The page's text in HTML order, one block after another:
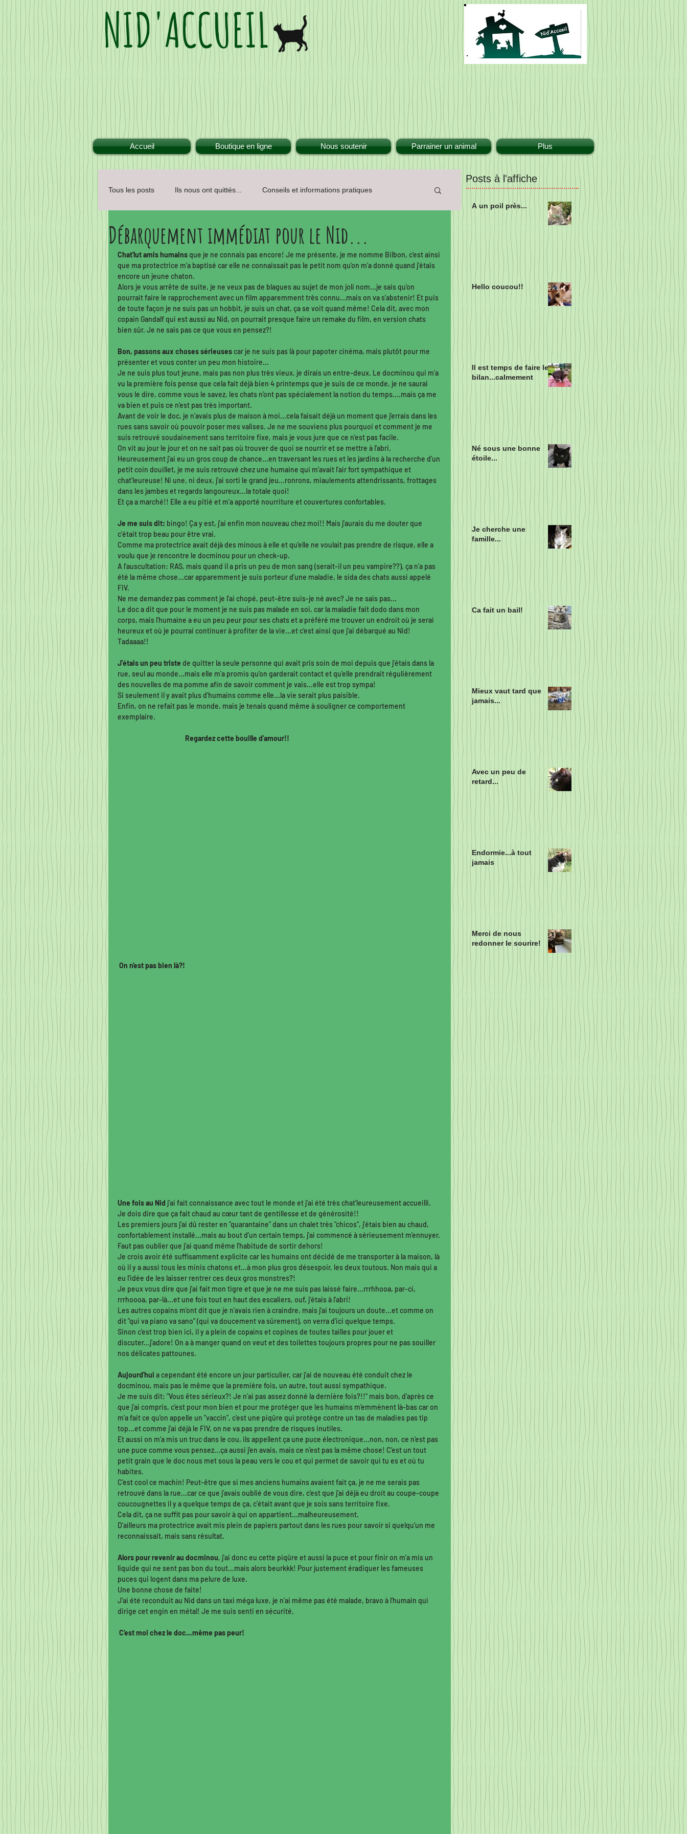
NID'ACCUEIL
Accueil Boutique en ligne Nous soutenir Parrainer un animal Plus
Tous les posts Ils nous ont quittés... Conseils et informations pratiques
Je me présente... Des nouvelles de nos adoptés Quoi de neuf au Nid!
Quoi de neuf doc? Bilan de cette opération...
Ce que chat veut nous dire Portrait du mois Calendrier de Noël 2020
Débarquement immédiat pour le Nid...
Chat'lut amis humains que je ne connais pas encore! Je me présente, je me nomme Bilbon, c'est ainsi
que ma protectrice m'a baptisé car elle ne connaissait pas le petit nom qu'on m'a donné quand j'étais
encore un jeune chaton.
Alors je vous arrête de suite, je ne veux pas de blagues au sujet de mon joli nom...je sais qu'on
pourrait faire le rapprochement avec un film apparemment très connu...mais on va s'abstenir! Et puis
de toute façon je ne suis pas un hobbit, je suis un chat, ça se voit quand même! Cela dit, avec mon
copain Gandalf qui est aussi au Nid, on pourrait presque faire un remake du film, en version chats
bien sûr. Je ne sais pas ce que vous en pensez?!
Bon, passons aux choses sérieuses car je ne suis pas là pour papoter cinéma, mais plutôt pour me
présenter et vous conter un peu mon histoire...
Je ne suis plus tout jeune, mais pas non plus très vieux, je dirais un entre-deux. Le docminou qui m'a
vu la première fois pense que cela fait déjà bien 4 printemps que je suis de ce monde, je ne saurai
vous le dire, comme vous le savez, les chats n'ont pas spécialement la notion du temps....mais ça me
va bien et puis ce n'est pas très important.
Avant de voir le doc, je n'avais plus de maison à moi...cela faisait déjà un moment que j'errais dans les
rues sans savoir où pouvoir poser mes valises. Je ne me souviens plus pourquoi et comment je me
suis retrouvé soudainement sans territoire fixe, mais je vous jure que ce n'est pas facile.
On vit au jour le jour et on ne sait pas où trouver de quoi se nourrir et se mettre à l'abri.
Heureusement j'ai eu un gros coup de chance...en traversant les rues et les jardins à la recherche d'un
petit coin douillet, je me suis retrouvé chez une humaine qui m'avait l'air fort sympathique et
chat'leureuse! Ni une, ni deux, j'ai sorti le grand jeu...ronrons, miaulements attendrissants, frottages
dans les jambes et regards langoureux...la totale quoi!
Et ça a marché!! Elle a eu pitié et m'a apporté nourriture et couvertures confortables.
Je me suis dit: bingo! Ça y est, j'ai enfin mon nouveau chez moi!! Mais j'aurais du me douter que
c'était trop beau pour être vrai.
Comme ma protectrice avait déjà des minous à elle et qu'elle ne voulait pas prendre de risque, elle a
voulu que je rencontre le docminou pour un check-up.
A l'auscultation: RAS, mais quand il a pris un peu de mon sang (serait-il un peu vampire??), ça n'a pas
été la même chose...car apparemment je suis porteur d'une maladie, le sida des chats aussi appelé
FIV.
Ne me demandez pas comment je l'ai chopé, peut-être suis-je né avec? Je ne sais pas...
Le doc a dit que pour le moment je ne suis pas malade en soi, car la maladie fait dodo dans mon
corps, mais l'humaine a eu un peu peur pour ses chats et a préféré me trouver un endroit où je serai
heureux et où je pourrai continuer à profiter de la vie...et c'est ainsi que j'ai débarqué au Nid!
Tadaaaa!!
J'étais un peu triste de quitter la seule personne qui avait pris soin de moi depuis que j'étais dans la
rue, seul au monde...mais elle m'a promis qu'on garderait contact et qu'elle prendrait régulièrement
des nouvelles de ma pomme afin de savoir comment je vais...elle est trop sympa!
Si seulement il y avait plus d'humains comme elle...la vie serait plus paisible.
Enfin, on ne refait pas le monde, mais je tenais quand même à souligner ce comportement
exemplaire.
                                            Regardez cette bouille d'amour!!
On n'est pas bien là?!
Une fois au Nid j'ai fait connaissance avec tout le monde et j'ai été très chat'leureusement accueilli.
Je dois dire que ça fait chaud au cœur tant de gentillesse et de générosité!!
Les premiers jours j'ai dû rester en "quarantaine" dans un chalet très "chicos", j'étais bien au chaud,
confortablement installé...mais au bout d'un certain temps, j'ai commencé à sérieusement m'ennuyer.
Faut pas oublier que j'ai quand même l'habitude de sortir dehors!
Je crois avoir été suffisamment explicite car les humains ont décidé de me transporter à la maison, là
où il y a aussi tous les minis chatons et...à mon plus gros désespoir, les deux toutous. Non mais qui a
eu l'idée de les laisser rentrer ces deux gros monstres?!
Je peux vous dire que j'ai fait mon tigre et que je ne me suis pas laissé faire...rrrhhooa, par-ci,
rrrhoooa, par-là...et une fois tout en haut des escaliers, ouf, j'étais à l'abri!
Les autres copains m'ont dit que je n'avais rien à craindre, mais j'ai toujours un doute...et comme on
dit "qui va piano va sano" (qui va doucement va sûrement), on verra d'ici quelque temps.
Sinon c'est trop bien ici, il y a plein de copains et copines de toutes tailles pour jouer et
discuter...j'adore! On a à manger quand on veut et des toilettes toujours propres pour ne pas souiller
nos délicates pattounes.
Aujourd'hui a cependant été encore un jour particulier, car j'ai de nouveau été conduit chez le
docminou, mais pas le même que la première fois, un autre, tout aussi sympathique.
Je me suis dit: "Vous êtes sérieux?! Je n'ai pas assez donné la dernière fois?!!" mais bon, d'après ce
que j'ai compris, c'est pour mon bien et pour me protéger que les humains m'emmènent là-bas car on
m'a fait ce qu'on appelle un "vaccin", c'est une piqûre qui protège contre un tas de maladies pas tip
top...et comme j'ai déjà le FIV, on ne va pas prendre de risques inutiles.
Et aussi on m'a mis un truc dans le cou, ils appellent ça une puce électronique...non, non, ce n'est pas
une puce comme vous pensez...ça aussi j'en avais, mais ce n'est pas la même chose! C'est un tout
petit grain que le doc nous met sous la peau vers le cou et qui permet de savoir qui tu es et où tu
habites.
C'est cool ce machin! Peut-être que si mes anciens humains avaient fait ça, je ne me serais pas
retrouvé dans la rue...car ce que j'avais oublié de vous dire, c'est que j'ai déjà eu droit au coupe-coupe
coucougnettes il y a quelque temps de ça, c'était avant que je sois sans territoire fixe.
Cela dit, ça ne suffit pas pour savoir à qui on appartient...malheureusement.
D'ailleurs ma protectrice avait mis plein de papiers partout dans les rues pour savoir si quelqu'un me
reconnaissait, mais sans résultat.
Alors pour revenir au docminou, j'ai donc eu cette piqûre et aussi la puce et pour finir on m'a mis un
liquide qui ne sent pas bon du tout...mais alors beurkkk! Pour justement éradiquer les fameuses
puces qui logent dans ma pelure de luxe.
Une bonne chose de faite!
J'ai été reconduit au Nid dans un taxi méga luxe, je n'ai même pas été malade, bravo à l'humain qui
dirige cet engin en métal! Je me suis senti en sécurité.
C'est moi chez le doc...même pas peur!
Posts à l'affiche
A un poil près...
Hello coucou!!
Il est temps de faire le
bilan...calmement
Né sous une bonne
étoile...
Je cherche une
famille...
Ca fait un bail!
Mieux vaut tard que
jamais...
Avec un peu de
retard...
Endormie...à tout
jamais
Merci de nous
redonner le sourire!